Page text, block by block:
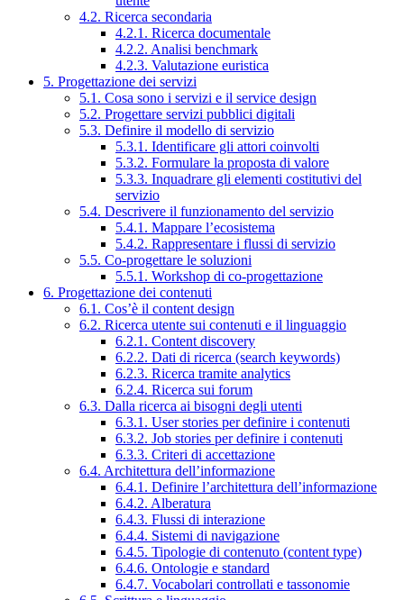
4.2. Ricerca secondaria
4.2.1. Ricerca documentale
4.2.2. Analisi benchmark
4.2.3. Valutazione euristica
5. Progettazione dei servizi
5.1. Cosa sono i servizi e il service design
5.2. Progettare servizi pubblici digitali
5.3. Definire il modello di servizio
5.3.1. Identificare gli attori coinvolti
5.3.2. Formulare la proposta di valore
5.3.3. Inquadrare gli elementi costitutivi del
servizio
5.4. Descrivere il funzionamento del servizio
5.4.1. Mappare l’ecosistema
5.4.2. Rappresentare i flussi di servizio
5.5. Co-progettare le soluzioni
5.5.1. Workshop di co-progettazione
6. Progettazione dei contenuti
6.1. Cos’è il content design
6.2. Ricerca utente sui contenuti e il linguaggio
6.2.1. Content discovery
6.2.2. Dati di ricerca (search keywords)
6.2.3. Ricerca tramite analytics
6.2.4. Ricerca sui forum
6.3. Dalla ricerca ai bisogni degli utenti
6.3.1. User stories per definire i contenuti
6.3.2. Job stories per definire i contenuti
6.3.3. Criteri di accettazione
6.4. Architettura dell’informazione
6.4.1. Definire l’architettura dell’informazione
6.4.2. Alberatura
6.4.3. Flussi di interazione
6.4.4. Sistemi di navigazione
6.4.5. Tipologie di contenuto (content type)
6.4.6. Ontologie e standard
6.4.7. Vocabolari controllati e tassonomie